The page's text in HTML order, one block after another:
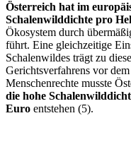
Österreich hat im
Schalenwilddichte pro
Ökosystem durch
führt. Eine gleichzeitige
Schalenwildes trägt zu
Gerichtsverfahrens vor
Menschenrechte musste
die hohe
Euro entstehen (5).